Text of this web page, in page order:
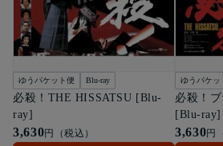
ゆうパケット便 Blu-ray
必殺！THE HISSATSU [Blu-
ray]
3,630円（税込）
ゆうパケッ
必殺！
[Blu-ray]
3,630円